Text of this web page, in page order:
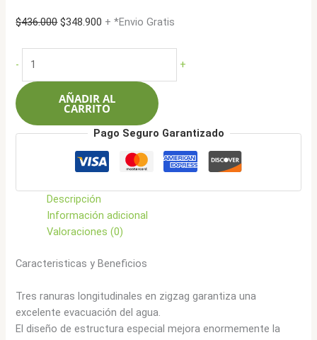
$436.000El
$348.900 El
$348.900.
+ *Envio Gratis
-
195R14C
106Q
RA350
cantidad
+
AÑADIR AL
CARRITO
Pago Seguro Garantizado
Descripción
Información adicional
Valoraciones (0)
Caracteristicas y Beneficios
Tres ranuras longitudinales en zigzag garantiza una
excelente evacuación del agua.
El diseño de estructura especial mejora enormemente la